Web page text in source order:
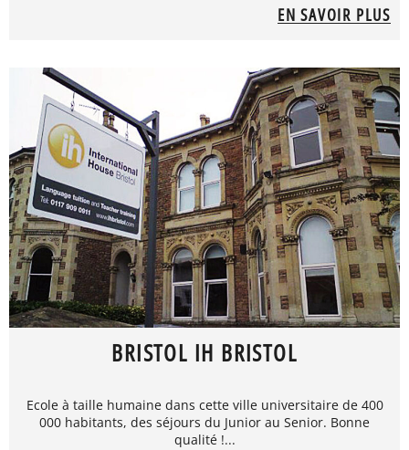
EN SAVOIR PLUS
BRISTOL IH BRISTOL
Ecole à taille humaine dans cette ville universitaire de 400
000 habitants, des séjours du Junior au Senior. Bonne
qualité !...